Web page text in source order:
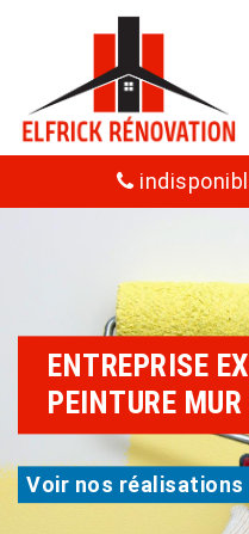
ENTREPRISE
PEINTURE
Voir nos réalisations